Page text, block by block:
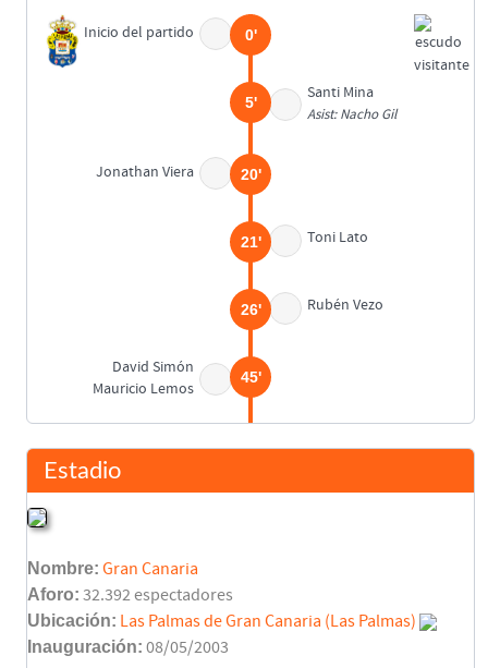
Inicio del partido 0'
Santi Mina
Asist: Nacho Gil
5'
Jonathan Viera 20'
Toni Lato
21'
Rubén Vezo
26'
David Simón
Mauricio Lemos
45'
Descanso 45'
Calleri(Pen.)
Estadio
Nombre: Gran Canaria
Aforo: 32.392 espectadores
Ubicación: Las Palmas de Gran Canaria (Las Palmas)
Inauguración: 08/05/2003